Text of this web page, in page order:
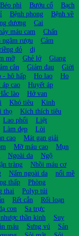
Béo phì Bướu cổ
Bạch
Bệnh phong
Bệnh về
dương
Cai
máu cam
Chấn
ngâm rượu
Cảm
đỏ
dị
mỡ Ghẻ lở
Giang
cân Giảm đau
Giời
- hô hấp Ho lao
Ho
áp cao
Huyết áp
lào
Hở van
Khó tiêu
Kinh
thọ
Kích thích tiêu
Lao phổi
Liệt
Làm đẹp
Lòi
cao
Mát gan giải
Mỡ máu cao
Mụn
Ngoài da
Ngộ
tràng
Nhồi máu cơ
Nấm ngoài da
nổi mề
thấp
Phòng
thai
Polyp túi
Rết cắn
Rối loạn
con
Sa trực
thần kinh
Suy
máu Sưng vú
Sản